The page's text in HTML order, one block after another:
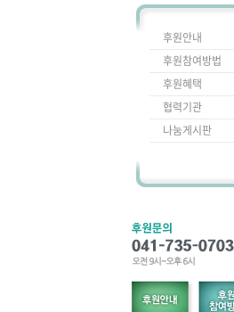
후원안내
후원참여방법
후원혜택
협력기관
나눔게시판